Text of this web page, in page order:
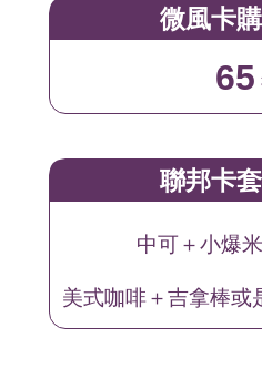
微風卡
65
聯邦卡
中可＋小爆
美式咖啡＋吉拿棒或